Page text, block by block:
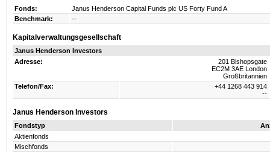
Fonds:
Janus Henderson Capital Funds plc US Forty Fund A
Benchmark:
--
Kapitalverwaltungsgesellschaft
Janus Henderson Investors
Adresse:
201 Bishopsgate
EC2M 3AE London
Großbritannien
Telefon/Fax:
+44 1268 443 914
--
Janus Henderson Investors
Fondstyp
Aktienfonds
Mischfonds